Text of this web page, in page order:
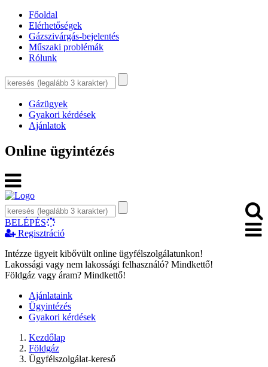
Főoldal
Elérhetőségek
Gázszivárgás-bejelentés
Műszaki problémák
Rólunk
Gázügyek
Gyakori kérdések
Ajánlatok
Online ügyintézés
BELÉPÉS
Regisztráció
Intézze ügyeit kibővült online ügyfélszolgálatunkon!
Lakossági vagy nem lakossági felhasználó? Mindkettő!
Földgáz vagy áram? Mindkettő!
Ajánlataink
Ügyintézés
Gyakori kérdések
Kezdőlap
Földgáz
Ügyfélszolgálat-kereső